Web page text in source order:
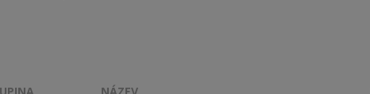
NÁZEV